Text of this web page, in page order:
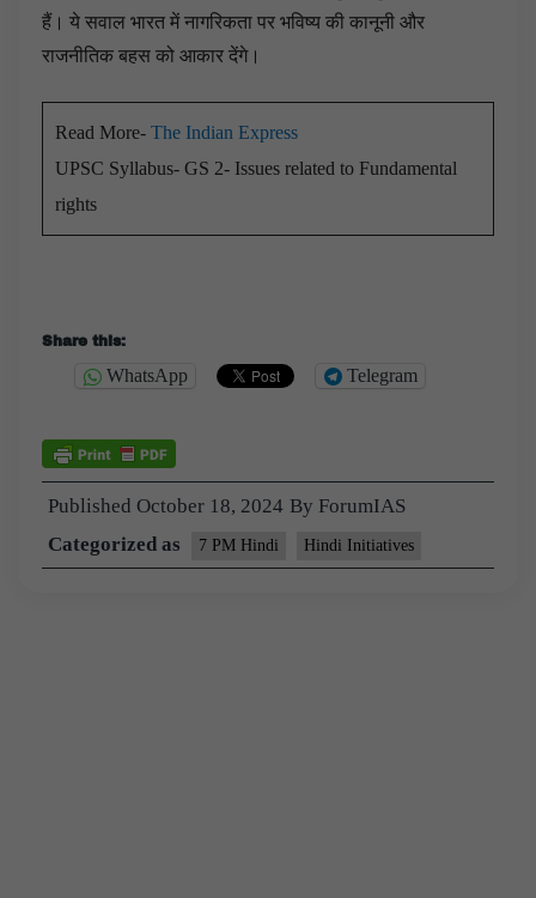
हैं। ये सवाल भारत में नागरिकता पर भविष्य की कानूनी और
राजनीतिक बहस को आकार देंगे।
Read More- The Indian Express
UPSC Syllabus- GS 2- Issues related to Fundamental
rights
Share this:
WhatsApp Telegram
Published October 18, 2024 By ForumIAS
Categorized as
7 PM Hindi Hindi Initiatives